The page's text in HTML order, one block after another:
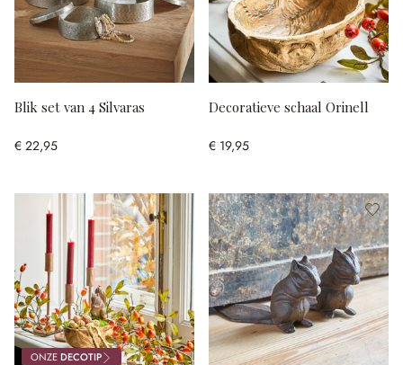
Blik set van 4 Silvaras
€ 22,95
Decoratieve schaal Orinell
€ 19,95
ONZEDECOTIP